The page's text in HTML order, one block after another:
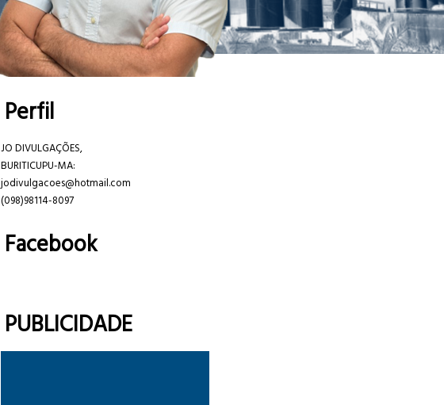
Perfil
JO DIVULGAÇÕES,
BURITICUPU-MA:
jodivulgacoes@hotmail.com
(098)98114-8097
Facebook
PUBLICIDADE